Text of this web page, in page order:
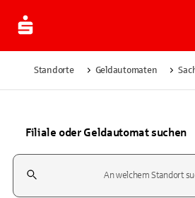
Standorte Geldautomaten
Filiale oder Geldautomat suchen
Suchfeld